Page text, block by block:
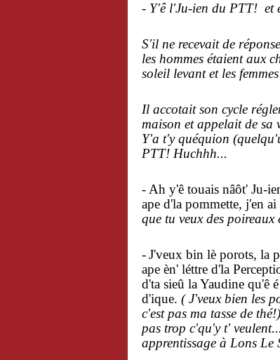
- Y'ê l'Ju-ien du PTT! et
S'il ne recevait de
les hommes étaient aux
soleil levant et les
Il accotait son cycle
maison et appelait de
Y'a t'y quéquion
PTT! Huchhh...
- Ah y'ê touais nâôt' Ju-
ape d'la pommette, j'en
que tu veux des
-J'veux bin lè porots, la
ape èn' léttre d'la
d'ta sieû la Yaudine qu'ê
d'ique. ( J'veux bien les
c'est pas ma tasse de
pas trop c'qu'y t'
apprentissage à Lons